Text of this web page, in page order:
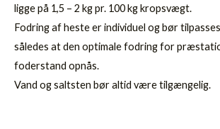
ligge på 1,5 – 2 kg pr. 100 kg kropsvægt.
Fodring af heste er individuel og bør
således at den optimale fodring for
foderstand opnås.
Vand og saltsten bør altid være tilgængelig.